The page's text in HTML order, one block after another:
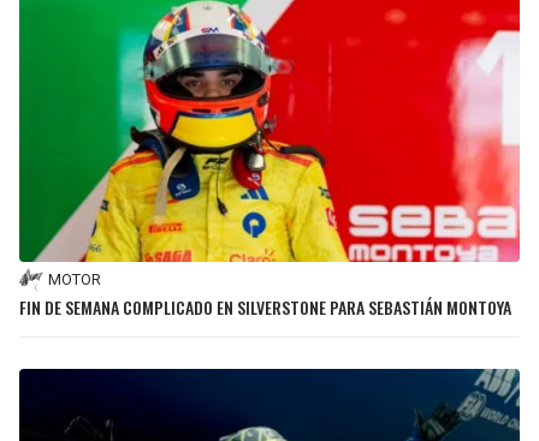
MOTOR
FIN DE SEMANA COMPLICADO EN SILVERSTONE PARA SEBASTIÁN MONTOYA